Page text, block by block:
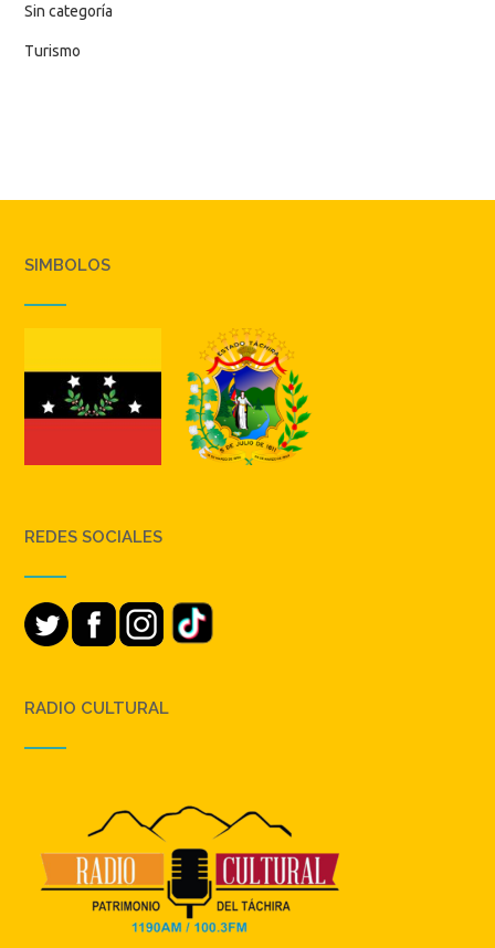
Sin categoría
Turismo
SIMBOLOS
REDES SOCIALES
RADIO CULTURAL